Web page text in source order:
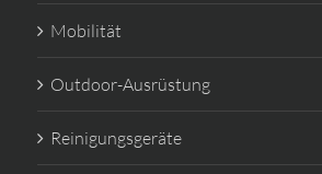
Mobilität
Outdoor-Ausrüstung
Reinigungsgeräte